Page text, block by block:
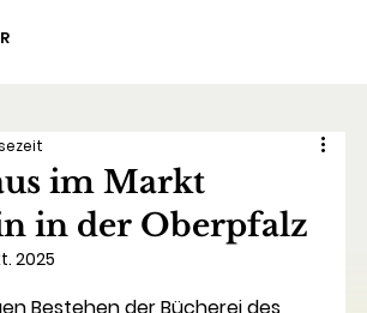
im Markt
in der Oberpfalz
2025
5 Sternen bewertet.